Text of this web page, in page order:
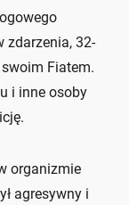
zdarzenia, 32-
swoim Fiatem.
i inne osoby
organizmie
agresywny i